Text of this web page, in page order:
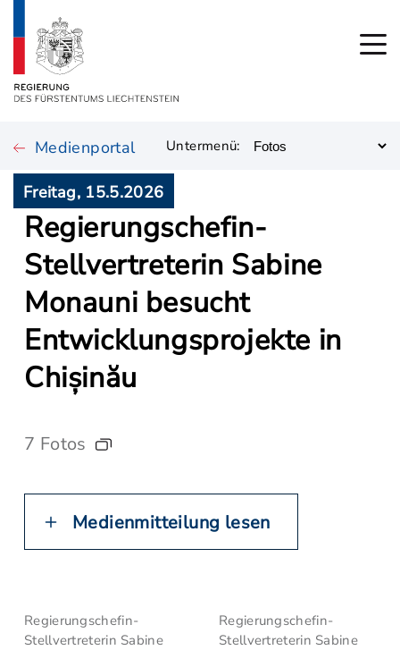
Medienportal Untermenü:
Freitag, 15.5.2026
Regierungschefin-
Stellvertreterin Sabine
Monauni besucht
Entwicklungsprojekte in
Chișinău
7 Fotos
Medienmitteilung lesen
Regierungschefin-
Stellvertreterin Sabine
Regierungschefin-
Stellvertreterin Sabine